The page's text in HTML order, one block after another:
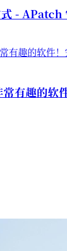
- APatch
有趣的软